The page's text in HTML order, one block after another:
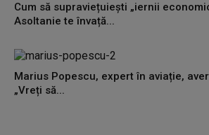
Cum să supraviețuiești „iernii
Asoltanie te învață...
Marius Popescu, expert în aviație,
„Vreți să...